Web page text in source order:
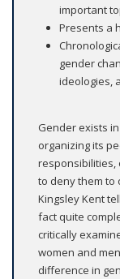
important
Presents a
gender
ideologies,
Gender exists
organizing its
responsibilities,
to deny them to
KingsleyKent
fact quite
critically
women and
difference in